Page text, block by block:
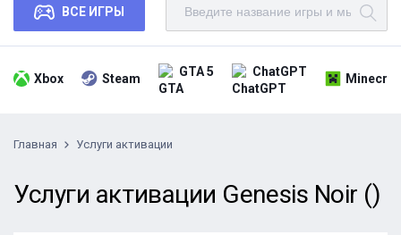
ВСЕ ИГРЫ
Xbox Steam GTA 5 ChatGPT
Главная Услуги активации
Услуги активации Genesis Noir ()